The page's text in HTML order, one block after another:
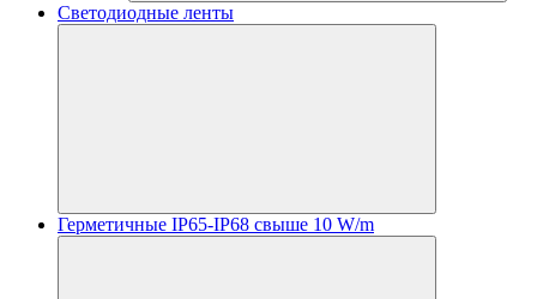
Светодиодные ленты
Герметичные IP65-IP68 свыше 10 W/m